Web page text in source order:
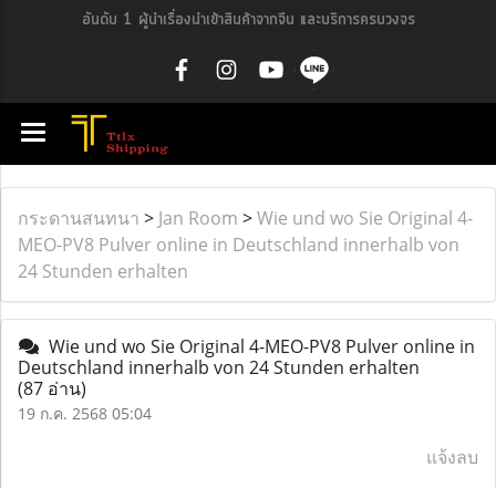
อันดับ 1 ผู้นำเรื่องนำเข้าสินค้าจากจีน และบริการครบวงจร
กระดานสนทนา > Jan Room >Wie und wo Sie Original 4-
MEO-PV8 Pulver online in Deutschland innerhalb von
24 Stunden erhalten
Wie und wo Sie Original 4-MEO-PV8 Pulver online in
Deutschland innerhalb von 24 Stunden erhalten
(87 อ่าน)
19 ก.ค. 2568 05:04
แจ้งลบ